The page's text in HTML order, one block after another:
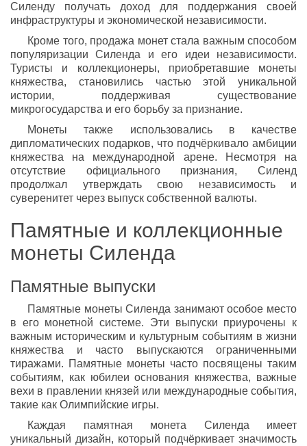
Силенду получать доход для поддержания своей
инфраструктуры и экономической независимости.
Кроме того, продажа монет стала важным способом
популяризации Силенда и его идеи независимости.
Туристы и коллекционеры, приобретавшие монеты
княжества, становились частью этой уникальной
истории, поддерживая существование
микрогосударства и его борьбу за признание.
Монеты также использовались в качестве
дипломатических подарков, что подчёркивало амбиции
княжества на международной арене. Несмотря на
отсутствие официального признания, Силенд
продолжал утверждать свою независимость и
суверенитет через выпуск собственной валюты.
Памятные и коллекционные
монеты Силенда
Памятные выпуски
Памятные монеты Силенда занимают особое место
в его монетной системе. Эти выпуски приурочены к
важным историческим и культурным событиям в жизни
княжества и часто выпускаются ограниченными
тиражами. Памятные монеты часто посвящены таким
событиям, как юбилеи основания княжества, важные
вехи в правлении князей или международные события,
такие как Олимпийские игры.
Каждая памятная монета Силенда имеет
уникальный дизайн, который подчёркивает значимость